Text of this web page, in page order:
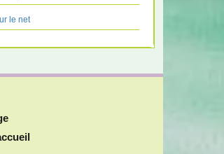
le net